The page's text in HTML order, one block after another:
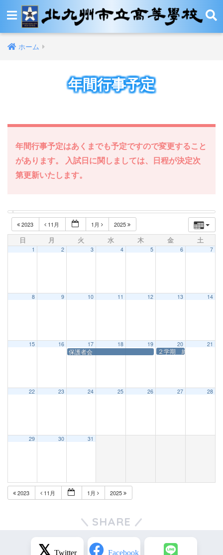
ホーム
年間行事予定
年間行事予定はあくまでも予定ですので変更すること
があります。 入試日に関しましては、日程が決定次
第更新いたします。
2023 11月 1月 2025
日 月 火 水 木 金 土
1 2 3 4 5 6 7
8 9 10 11 12 13 14
15 16 17
保護者会
18 19 20
２学期 終業式
21
22 23 24 25 26 27 28
29 30 31
2023 11月 1月 2025
SHARE